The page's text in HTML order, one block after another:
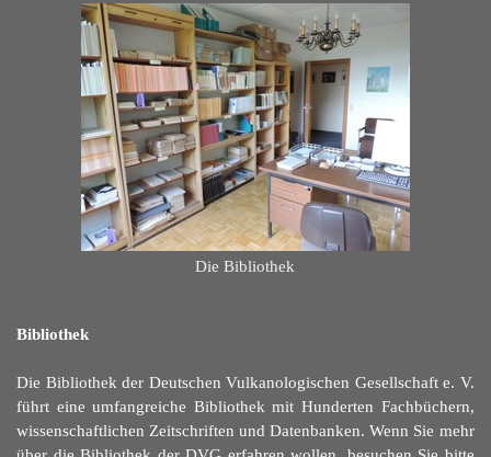
Die Bibliothek
Bibliothek
Die Bibliothek der Deutschen Vulkanologischen Gesellschaft e. V.
führt eine umfangreiche Bibliothek mit Hunderten Fachbüchern,
wissenschaftlichen Zeitschriften und Datenbanken. Wenn Sie mehr